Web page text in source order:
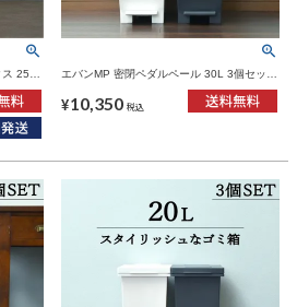
ス 25L
エバンMP 密閉ペダルペール 30L 3個セット
¥10,350 税込